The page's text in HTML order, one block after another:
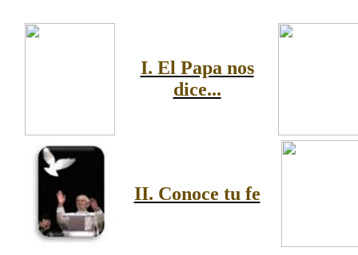
I. El Papa nos
dice...
II. Conoce tu fe